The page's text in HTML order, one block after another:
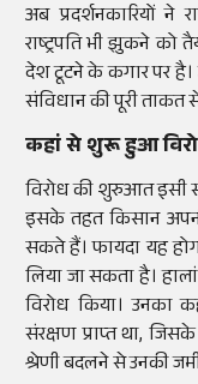
अब प्रदर्शनकारियों ने
राष्ट्रपति भी झुकने को
देश टूटने के कगार पर है।
संविधान की पूरी ताकत
कहां से शुरू हुआ
विरोध की शुरुआत इसी
इसके तहत किसान
सकते हैं। फायदा यह
लिया जा सकता है।
विरोध किया। उनका
संरक्षण प्राप्त था,
श्रेणी बदलने से उनकी